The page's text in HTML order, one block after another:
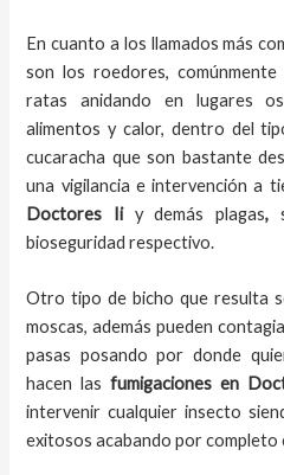
En cuanto a los llamados más
son los roedores,
ratas anidando en lugares
alimentos y calor, dentro del
cucaracha que son bastante
una vigilancia e intervención a
Doctores Ii y demás plagas,
bioseguridad respectivo.
Otro tipo de bicho que resulta
moscas, además pueden
pasas posando por donde
hacen las fumigaciones en
intervenir cualquier insecto
exitosos acabando por completo